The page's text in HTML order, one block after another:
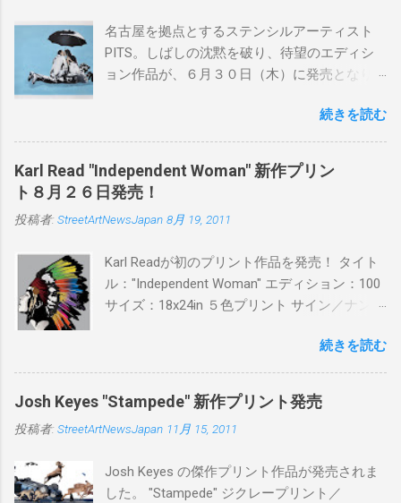
名古屋を拠点とするステンシルアーティスト
PITS。しばしの沈黙を破り、待望のエディシ
ョン作品が、６月３０日（木）に発売となり
品に落とし込むスタイルは今作でも健在。(
PITSの過去記事はこちらから ) 発売日：6月30
日(木)19時 タイトル：SWEET KISS カラー：
BLUE/MINT GREEN/PINK/YELLOW エディショ
ン：各色５ サイズ：800mm × 550mm 価格：
¥16,000(¥17,280) 購入は、 こちら から
続きを読む
Karl Read "Independent Woman" 新作プリン
ト８月２６日発売！
投稿者: StreetArtNewsJapan 8月 19, 2011
Karl Readが初のプリント作品を発売！ タイト
ル："Independent Woman" エディション：100
サイズ：18x24in ５色プリント サイン／ナンバ
ドフィニッシュバージョン（エディション：
25）$125 購入は８月２６日に こちら から
続きを読む
Josh Keyes "Stampede" 新作プリント発売
投稿者: StreetArtNewsJapan 11月 15, 2011
Josh Keyes の傑作プリント作品が発売されま
した。 "Stampede" ジクレープリント／